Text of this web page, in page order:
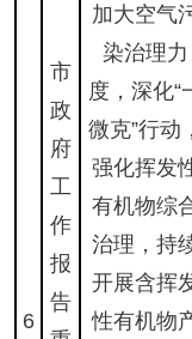
6
市
政
府
工
作
报
告
加大空气
染治理力
度，深化“
微克”行动，
强化挥发
有机物综
治理，持
开展含挥
性有机物